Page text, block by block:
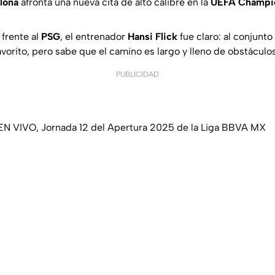
al PSG, el entrenador Hansi Flick fue claro: al
pero sabe que el camino es largo y lleno de
PUBLICIDAD
VIVO, Jornada 12 del Apertura 2025 de la Liga BBVA MX